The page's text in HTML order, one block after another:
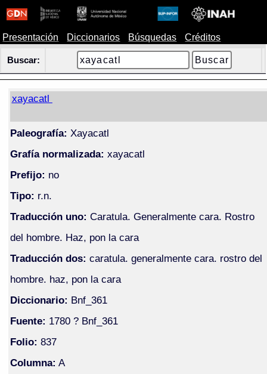
Presentación Diccionarios Búsquedas Créditos
Buscar:
xayacatl
Paleografía: Xayacatl
Grafía normalizada: xayacatl
Prefijo: no
Tipo: r.n.
Traducción uno: Caratula. Generalmente cara. Rostro
del hombre. Haz, pon la cara
Traducción dos: caratula. generalmente cara. rostro del
hombre. haz, pon la cara
Diccionario: Bnf_361
Fuente: 1780 ? Bnf_361
Folio: 837
Columna: A